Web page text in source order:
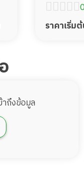
ราคาเริ่ม
าถึงข้อมูล